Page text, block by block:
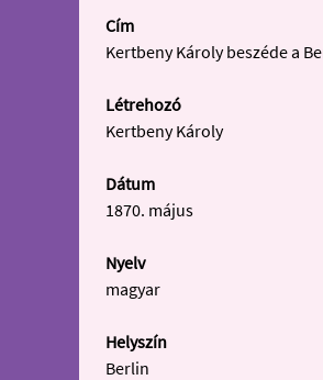
Cím
Kertbeny Károly beszéde a
Létrehozó
Kertbeny Károly
Dátum
1870. május
Nyelv
magyar
Helyszín
Berlin